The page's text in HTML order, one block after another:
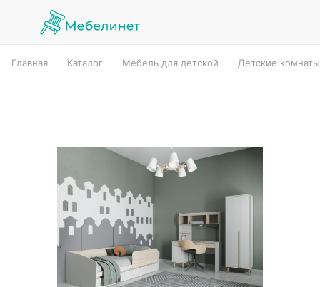
Главная Каталог Мебель для детской Детские комнаты